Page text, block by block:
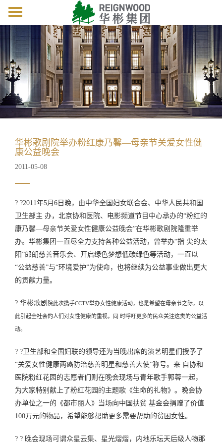
Toggle
navigation
华彬歌剧院举办粉红康乃馨—母亲节关爱女性健
康公益晚会
2011-05-08
? ?2011年5月6日晚，由中华全国妇女联合会、中华人民共和国
卫生部主 办，北京协和医院、电影频道节目中心承办的“粉红的
康乃馨—母亲节关爱女性健康公益晚会”在华彬歌剧院隆重举
办。华彬集团一直尽全力支持各种公益活动，曾举办“指 尖的太
阳”郎朗慈善音乐会、开启绿色梦想低碳绿色等活动，一直以
“公益慈善”与“环境爱护”为使命，也将继续为公益事业做出更大
的贡献力量。
? 华彬歌剧 院此次携手CCTV举办女性健康活动，也是希望在母亲节之际，以
此引起全社会的人们对女性健康的重视，同 时呼吁更多的民众关注这类的公益活
动。
? ?卫生部和全国妇联的领导还为当晚出席的演艺明星们授予了
“关爱女性健康两癌防治慈善明星和慈善大使”称号。来 自协和
医院粉红花园的志愿者们则在晚会现场与青年歌手郭蓉一起，
为大家特别献上了粉红花园的主题歌《生命的礼物》。晚会协
办单位之一的《都市丽人》当场向中国扶贫 基金会捐赠了价值
100万元的物品，希望能够帮助更多需要帮助的贫困女性。
? ? 晚会现场可谓众星云集、星光熠熠，内地乐坛天后级人物那